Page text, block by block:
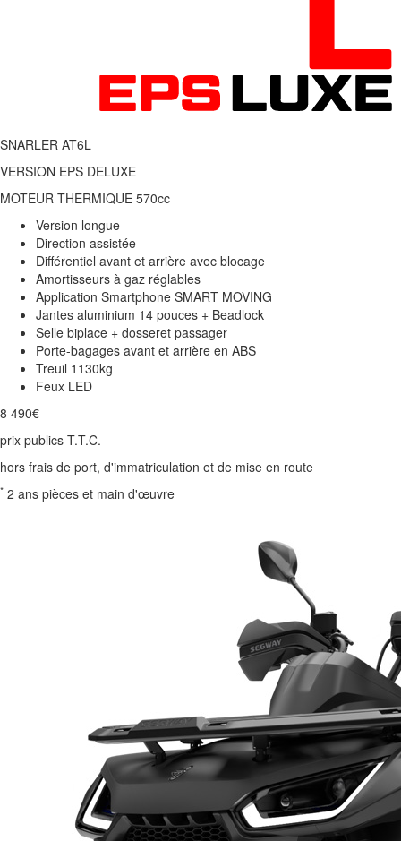
SNARLER AT6L
VERSION EPS DELUXE
MOTEUR THERMIQUE 570cc
Version longue
Direction assistée
Différentiel avant et arrière avec blocage
Amortisseurs à gaz réglables
Application Smartphone SMART MOVING
Jantes aluminium 14 pouces + Beadlock
Selle biplace + dosseret passager
Porte-bagages avant et arrière en ABS
Treuil 1130kg
Feux LED
8 490€
prix publics T.T.C.
hors frais de port, d'immatriculation et de mise en route
* 2 ans pièces et main d'œuvre